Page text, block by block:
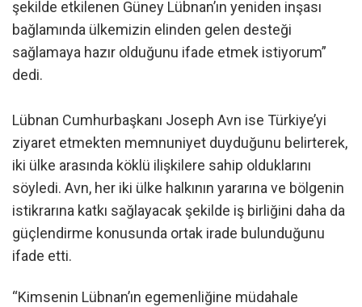
şekilde etkilenen Güney Lübnan’ın yeniden inşası
bağlamında ülkemizin elinden gelen desteği
sağlamaya hazır olduğunu ifade etmek istiyorum”
dedi.
Lübnan Cumhurbaşkanı Joseph Avn ise Türkiye’yi
ziyaret etmekten memnuniyet duyduğunu belirterek,
iki ülke arasında köklü ilişkilere sahip olduklarını
söyledi. Avn, her iki ülke halkının yararına ve bölgenin
istikrarına katkı sağlayacak şekilde iş birliğini daha da
güçlendirme konusunda ortak irade bulunduğunu
ifade etti.
“Kimsenin Lübnan’ın egemenliğine müdahale